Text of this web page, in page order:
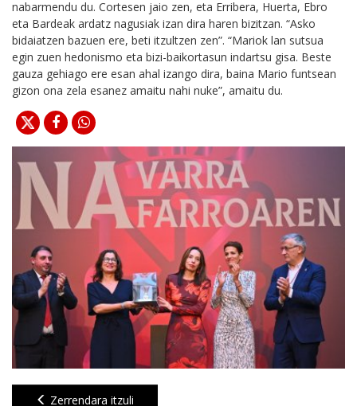
nabarmendu du. Cortesen jaio zen, eta Erribera, Huerta, Ebro
eta Bardeak ardatz nagusiak izan dira haren bizitzan. “Asko
bidaiatzen bazuen ere, beti itzultzen zen”. “Mariok lan sutsua
egin zuen hedonismo eta bizi-baikortasun indartsu gisa. Beste
gauza gehiago ere esan ahal izango dira, baina Mario funtsean
gizon ona zela esanez amaitu nahi nuke”, amaitu du.
Zerrendara itzuli